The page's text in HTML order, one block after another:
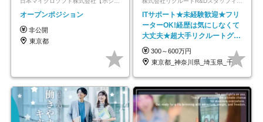
オープンポジション
非公開
東京都
ITサポート★未経験歓迎★フリ
ーターOK!経歴は気にしなくて
大丈夫★超大手リクルートグル
ープの正社員/sg
300～600万円
東京都_神奈川県_埼玉県_千葉県_大阪府…